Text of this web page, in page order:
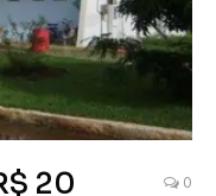
20 0